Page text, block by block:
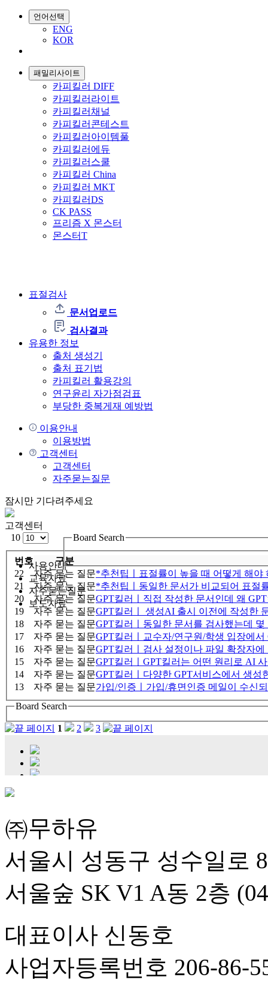
언어선택
ENG
KOR
패밀리사이트
카피킬러 DIFF
카피킬러라이트
카피킬러채널
카피킬러콘테스트
카피킬러아이템풀
카피킬러에듀
카피킬러스쿨
카피킬러 China
카피킬러 MKT
카피킬러DS
CK PASS
프리즘 X 몬스터
몬스터T
표절검사
문서업로드
검사결과
유용한 정보
출처 생성기
출처 표기법
카피킬러 활용강의
연구윤리 자가점검표
부당한 중복게재 예방법
이용안내
이용방법
고객센터
고객센터
자주묻는질문
잠시만 기다려주세요
고객센터
10
사용안내
교육자료
자주묻는질문
보도자료
Board Search
번호
구분
22
자주 묻는 질문*추천팁ㅣ표절률이 높을 때 어떻게 해야
21
자주 묻는 질문*추천팁ㅣ동일한 문서가 비교되어 표절
20
자주 묻는 질문GPT킬러ㅣ직접 작성한 문서인데 왜
19
자주 묻는 질문GPT킬러ㅣ 생성AI 출시 이전에 작성한
18
자주 묻는 질문GPT킬러ㅣ동일한 문서를 검사했는데
17
자주 묻는 질문GPT킬러ㅣ교수자/연구원/학생 입장에
16
자주 묻는 질문GPT킬러ㅣ검사 설정이나 파일 확장자
15
자주 묻는 질문GPT킬러ㅣGPT킬러는 어떤 원리로 AI
14
자주 묻는 질문GPT킬러ㅣ다양한 GPT서비스에서 생성
13
자주 묻는 질문가입/인증ㅣ가입/휴면인증 메일이 수신
Board Search
1 2 3
㈜무하유
서울시 성동구 성수일로
서울숲 SK V1 A동 2층
대표이사 신동호
사업자등록번호 206-86-